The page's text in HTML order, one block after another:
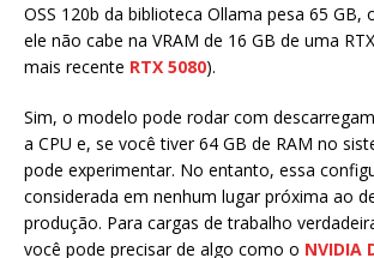
OSS 120b da biblioteca Ollama pesa 65 GB,
ele não cabe na VRAM de 16 GB de uma
mais recente RTX 5080).
Sim, o modelo pode rodar com
a CPU e, se você tiver 64 GB de RAM no
pode experimentar. No entanto, essa
considerada em nenhum lugar próxima ao
produção. Para cargas de trabalho
você pode precisar de algo como o NVIDIA